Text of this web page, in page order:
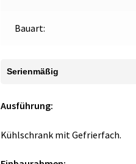
Bauart:
Serienmäßig
Ausführung:
Kühlschrank mit Gefrierfach.